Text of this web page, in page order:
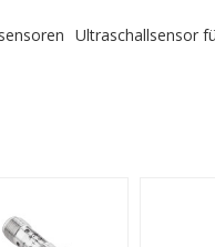
Ultraschallsensor